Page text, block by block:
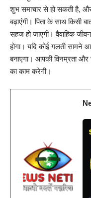
शुभ समाचार से हो सकती है,
बढ़ाएंगी। पिता के साथ किसी
सहज हो जाएगी। वैवाहिक
होगा। यदि कोई गलती सामने
बनाएगा। आपकी विनम्रता
का काम करेगी।